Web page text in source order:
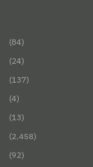
(84)
(24)
(137)
(4)
(13)
(2٬458)
(92)